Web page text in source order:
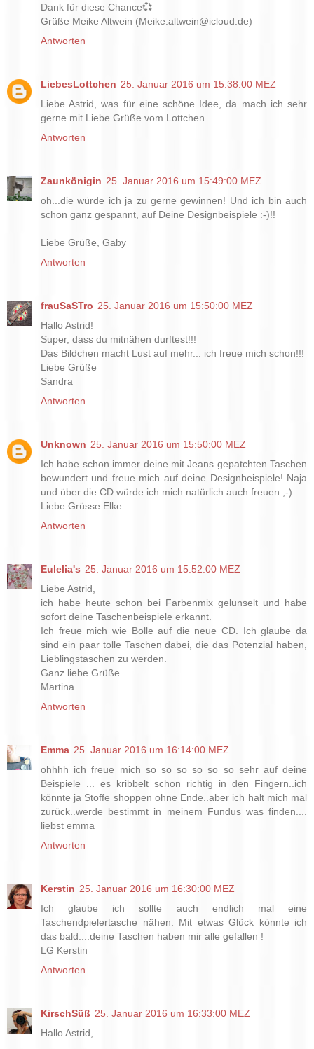
Dank für diese Chance💞
Grüße Meike Altwein (Meike.altwein@icloud.de)
Antworten
LiebesLottchen 25. Januar 2016 um 15:38:00 MEZ
Liebe Astrid, was für eine schöne Idee, da mach ich sehr
gerne mit.Liebe Grüße vom Lottchen
Antworten
Zaunkönigin 25. Januar 2016 um 15:49:00 MEZ
oh...die würde ich ja zu gerne gewinnen! Und ich bin auch
schon ganz gespannt, auf Deine Designbeispiele :-)!!
Liebe Grüße, Gaby
Antworten
frauSaSTro 25. Januar 2016 um 15:50:00 MEZ
Hallo Astrid!
Super, dass du mitnähen durftest!!!
Das Bildchen macht Lust auf mehr... ich freue mich schon!!!
Liebe Grüße
Sandra
Antworten
Unknown 25. Januar 2016 um 15:50:00 MEZ
Ich habe schon immer deine mit Jeans gepatchten Taschen
bewundert und freue mich auf deine Designbeispiele! Naja
und über die CD würde ich mich natürlich auch freuen ;-)
Liebe Grüsse Elke
Antworten
Eulelia's 25. Januar 2016 um 15:52:00 MEZ
Liebe Astrid,
ich habe heute schon bei Farbenmix gelunselt und habe
sofort deine Taschenbeispiele erkannt.
Ich freue mich wie Bolle auf die neue CD. Ich glaube da
sind ein paar tolle Taschen dabei, die das Potenzial haben,
Lieblingstaschen zu werden.
Ganz liebe Grüße
Martina
Antworten
Emma 25. Januar 2016 um 16:14:00 MEZ
ohhhh ich freue mich so so so so so so sehr auf deine
Beispiele ... es kribbelt schon richtig in den Fingern..ich
könnte ja Stoffe shoppen ohne Ende..aber ich halt mich mal
zurück..werde bestimmt in meinem Fundus was finden....
liebst emma
Antworten
Kerstin 25. Januar 2016 um 16:30:00 MEZ
Ich glaube ich sollte auch endlich mal eine
Taschendpielertasche nähen. Mit etwas Glück könnte ich
das bald....deine Taschen haben mir alle gefallen !
LG Kerstin
Antworten
KirschSüß 25. Januar 2016 um 16:33:00 MEZ
Hallo Astrid,